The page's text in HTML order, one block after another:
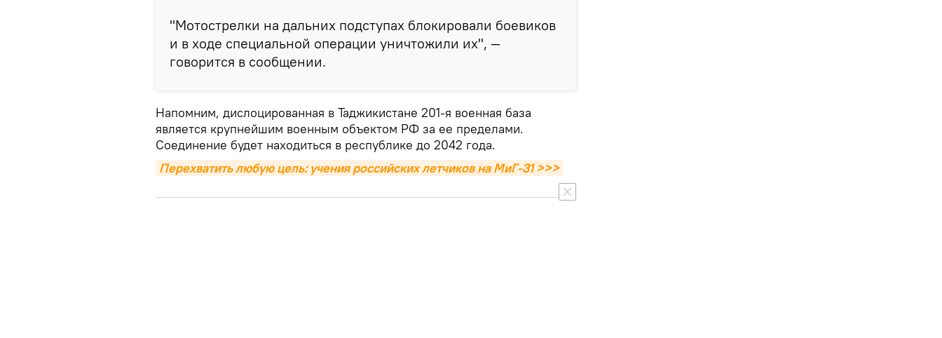
"Мотострелки на дальних подступах блокировали боевиков
и в ходе специальной операции уничтожили их", —
говорится в сообщении.
Напомним, дислоцированная в Таджикистане 201-я военная база
является крупнейшим военным объектом РФ за ее пределами.
Соединение будет находиться в республике до 2042 года.
Перехватить любую цель: учения российских летчиков на МиГ-31 >>>